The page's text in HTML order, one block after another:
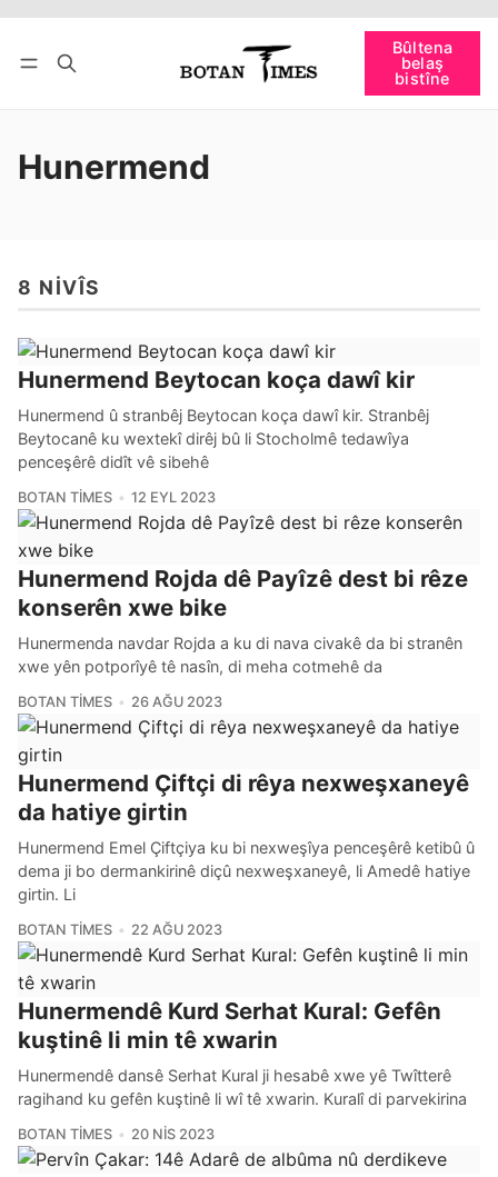
Bûltena
belaş
bistîne
bişopîne
Hunermend
8 NIVÎS
Hunermend Beytocan koça dawî kir
Hunermend û stranbêj Beytocan koça dawî kir. Stranbêj
Beytocanê ku wextekî dirêj bû li Stocholmê tedawîya
penceşêrê didît vê sibehê
BOTAN TIMES 12 EYL 2023
Hunermend Rojda dê Payîzê dest bi rêze
konserên xwe bike
Hunermenda navdar Rojda a ku di nava civakê da bi stranên
xwe yên potporîyê tê nasîn, di meha cotmehê da
BOTAN TIMES 26 AĞU 2023
Hunermend Çiftçi di rêya nexweşxaneyê
da hatiye girtin
Hunermend Emel Çiftçiya ku bi nexweşîya penceşêrê ketibû û
dema ji bo dermankirinê diçû nexweşxaneyê, li Amedê hatiye
girtin. Li
BOTAN TIMES 22 AĞU 2023
Hunermendê Kurd Serhat Kural: Gefên
kuştinê li min tê xwarin
Hunermendê dansê Serhat Kural ji hesabê xwe yê Twîtterê
ragihand ku gefên kuştinê li wî tê xwarin. Kuralî di parvekirina
BOTAN TIMES 20 NIS 2023